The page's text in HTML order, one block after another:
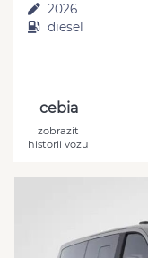
2026
diesel
cebia
zobrazit
historii vozu